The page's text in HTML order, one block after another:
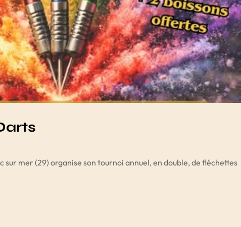
sur mer (29) organise son tournoi annuel, en double, de fléchettes